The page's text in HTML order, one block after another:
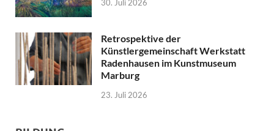
30. Juli 2026
Retrospektive der
Künstlergemeinschaft Werkstatt
Radenhausen im Kunstmuseum
Marburg
23. Juli 2026